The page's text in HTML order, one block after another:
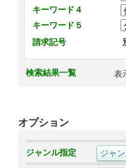
キーワード４
キーワード５
請求記号
検索結果一覧 表
オプション
ジャンル指定